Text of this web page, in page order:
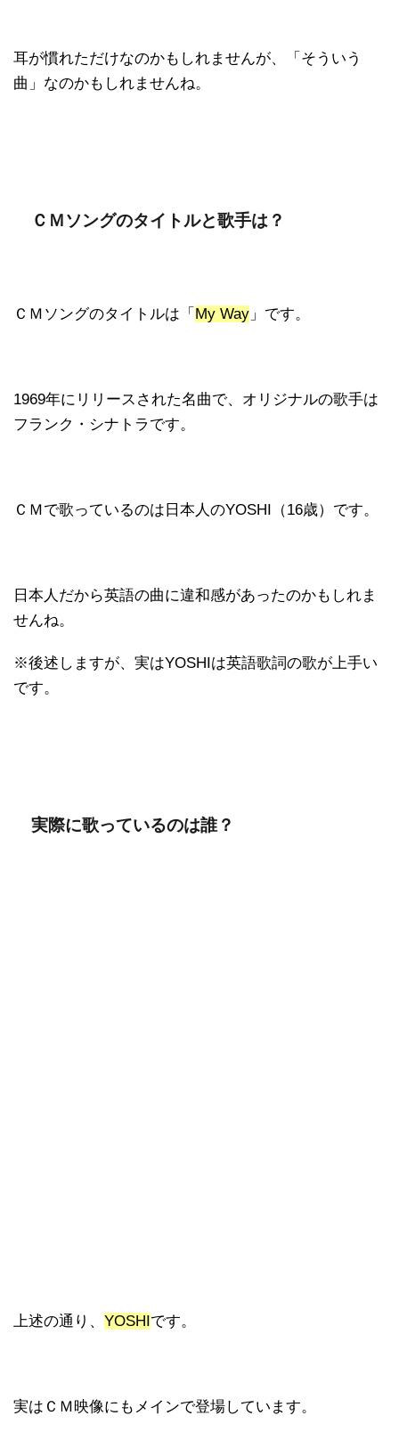
耳が慣れただけなのかもしれませんが、「そういう
曲」なのかもしれませんね。
ＣＭソングのタイトルと歌手は？
ＣＭソングのタイトルは「 My Way 」です。
1969年にリリースされた名曲で、オリジナルの歌手は
フランク・シナトラです。
ＣＭで歌っているのは日本人のYOSHI（16歳）です。
日本人だから英語の曲に違和感があったのかもしれま
せんね。
※後述しますが、実はYOSHIは英語歌詞の歌が上手い
です。
実際に歌っているのは誰？
上述の通り、 YOSHIです。
実はＣＭ映像にもメインで登場しています。